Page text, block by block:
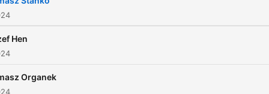
odsłonić to co w nich
Hen
Organek